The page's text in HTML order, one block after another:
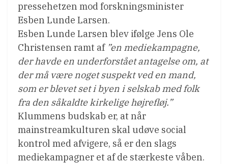
pressehetzen mod forskningsminister
Esben Lunde Larsen.
Esben Lunde Larsen blev ifølge Jens Ole
Christensen ramt af ”en mediekampagne,
der havde en underforstået antagelse om, at
der må være noget suspekt ved en mand,
som er blevet set i byen i selskab med folk
fra den såkaldte kirkelige højrefløj.”
Klummens budskab er, at når
mainstreamkulturen skal udøve social
kontrol med afvigere, så er den slags
mediekampagner et af de stærkeste våben.